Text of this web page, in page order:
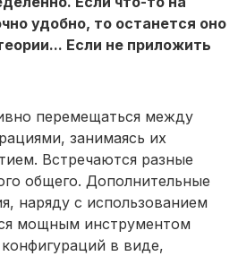
удобно, то останется оно
Если не приложить
перемещаться между
занимаясь их
Встречаются разные
общего. Дополнительные
наряду с использованием
мощным инструментом
в виде,